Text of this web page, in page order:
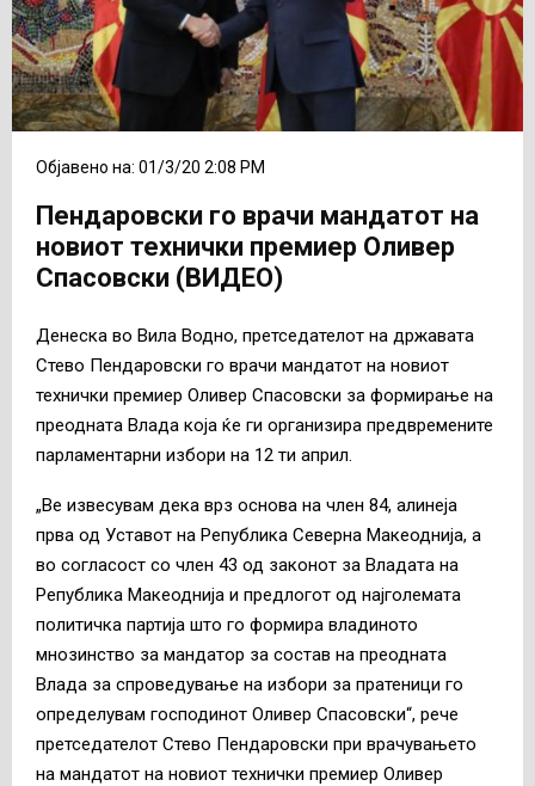
Објавено на: 01/3/20 2:08 PM
Пендаровски го врачи мандатот на
новиот технички премиер Оливер
Спасовски (ВИДЕО)
Денеска во Вила Водно, претседателот на државата
Стево Пендаровски го врачи мандатот на новиот
технички премиер Оливер Спасовски за формирање на
преодната Влада која ќе ги организира предвремените
парламентарни избори на 12 ти април.
„Ве извесувам дека врз основа на член 84, алинеја
прва од Уставот на Република Северна Макеоднија, а
во согласост со член 43 од законот за Владата на
Република Макеоднија и предлогот од најголемата
политичка партија што го формира владиното
мнозинство за мандатор за состав на преодната
Влада за спроведување на избори за пратеници го
определувам господинот Оливер Спасовски“, рече
претседателот Стево Пендаровски при врачувањето
на мандатот на новиот технички премиер Оливер